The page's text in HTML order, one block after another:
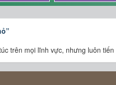
trên mọi lĩnh vực, nhưng luôn